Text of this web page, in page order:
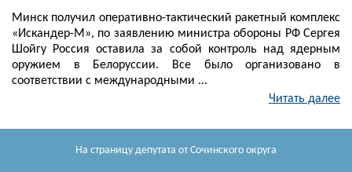
На страницу депутата от Сочинского округа
Минск получил оперативно-тактический ракетный комплекс
«Искандер-М», по заявлению министра обороны РФ Сергея
Шойгу Россия оставила за собой контроль над ядерным
оружием в Белоруссии. Все было организовано в
соответствии с международными ...
Читать далее